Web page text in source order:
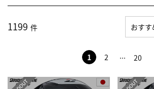
1199 件
1 2 20